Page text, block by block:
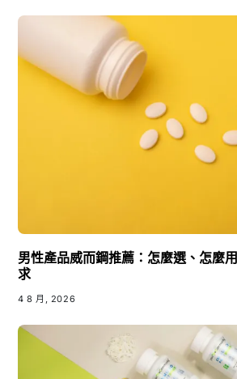
男性產品威而鋼推薦：怎麼選、怎麼
求
4 8 月, 2026